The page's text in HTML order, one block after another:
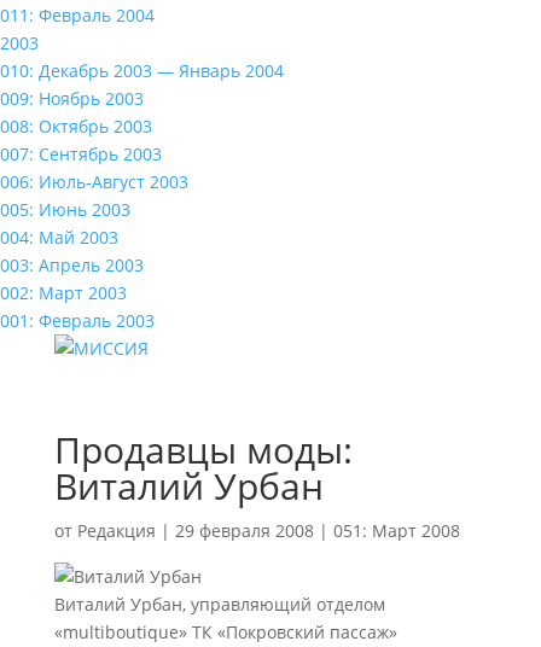
011: Февраль 2004
2003
010: Декабрь 2003 — Январь 2004
009: Ноябрь 2003
008: Октябрь 2003
007: Сентябрь 2003
006: Июль-Август 2003
005: Июнь 2003
004: Май 2003
003: Апрель 2003
002: Март 2003
001: Февраль 2003
Продавцы моды:
Виталий Урбан
от Редакция | 29 февраля 2008| 051: Март 2008
Виталий Урбан, управляющий отделом
«multiboutique» ТК «Покровский пассаж»